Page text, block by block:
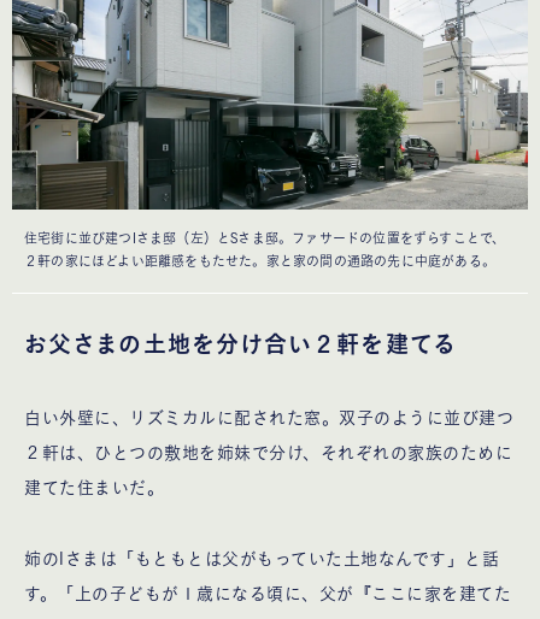
住宅街に並び建つIさま邸（左）とSさま邸。ファサードの位置をずらすことで、
２軒の家にほどよい距離感をもたせた。家と家の間の通路の先に中庭がある。
お父さまの土地を分け合い２軒を建てる
白い外壁に、リズミカルに配された窓。双子のように並び建つ
２軒は、ひとつの敷地を姉妹で分け、それぞれの家族のために
建てた住まいだ。
姉のIさまは「もともとは父がもっていた土地なんです」と話
す。「上の子どもが１歳になる頃に、父が『ここに家を建てた